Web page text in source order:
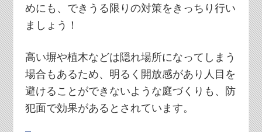
めにも、できうる限りの対策をきっちり行い
ましょう！
高い塀や植木などは隠れ場所になってしまう
場合もあるため、明るく開放感があり人目を
避けることができないような庭づくりも、防
犯面で効果があるとされています。